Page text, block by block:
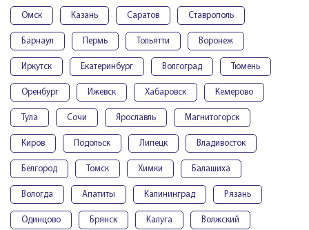
Омск Казань Саратов Ставрополь
Барнаул Пермь Тольятти Воронеж
Иркутск Екатеринбург Волгоград Тюмень
Оренбург Ижевск Хабаровск Кемерово
Тула Сочи Ярославль Магнитогорск
Киров Подольск Липецк Владивосток
Белгород Томск Химки Балашиха
Вологда Апатиты Калининград Рязань
Одинцово Брянск Калуга Волжский